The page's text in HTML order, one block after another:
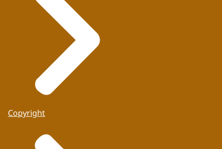
Copyright